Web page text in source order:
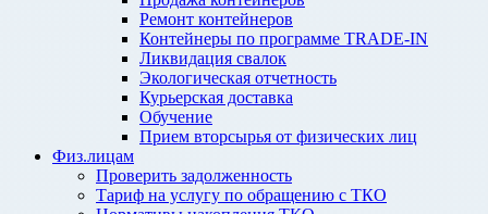
Ремонт контейнеров
Контейнеры по программе TRADE-IN
Ликвидация свалок
Экологическая отчетность
Курьерская доставка
Обучение
Прием вторсырья от физических лиц
Физ.лицам
Проверить задолженность
Тариф на услугу по обращению с ТКО